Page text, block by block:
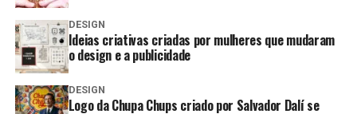
DESIGN
Ideias criativas criadas por mulheres que mudaram
o design e a publicidade
DESIGN
Logo da Chupa Chups criado por Salvador Dalí se